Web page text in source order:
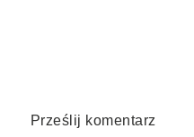
Prześlij komentarz